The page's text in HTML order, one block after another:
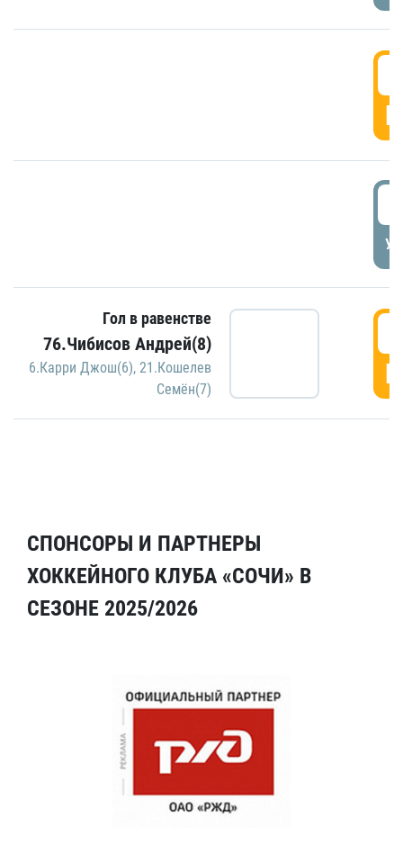
Гол в равенстве
76.Чибисов Андрей(8)
6.Карри Джош(6), 21.Кошелев
Семён(7)
СПОНСОРЫ И ПАРТНЕРЫ
ХОККЕЙНОГО КЛУБА «СОЧИ» В
СЕЗОНЕ 2025/2026